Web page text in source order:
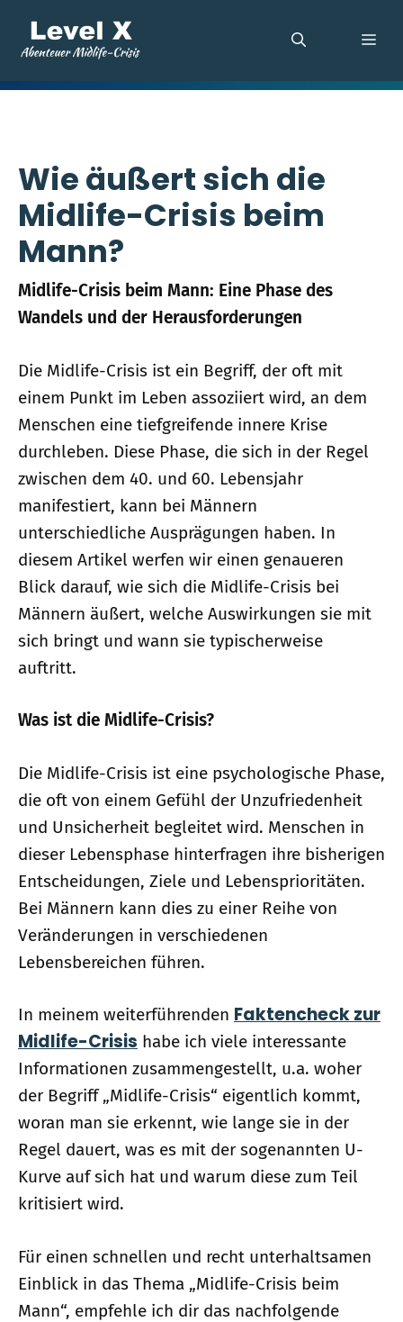
Inhalt
Wie äußert sich die
Midlife-Crisis beim
Mann?
Midlife-Crisis beim Mann: Eine Phase des
Wandels und der Herausforderungen
Die Midlife-Crisis ist ein Begriff, der oft mit
einem Punkt im Leben assoziiert wird, an dem
Menschen eine tiefgreifende innere Krise
durchleben. Diese Phase, die sich in der Regel
zwischen dem 40. und 60. Lebensjahr
manifestiert, kann bei Männern
unterschiedliche Ausprägungen haben. In
diesem Artikel werfen wir einen genaueren
Blick darauf, wie sich die Midlife-Crisis bei
Männern äußert, welche Auswirkungen sie mit
sich bringt und wann sie typischerweise
auftritt.
Was ist die Midlife-Crisis?
Die Midlife-Crisis ist eine psychologische Phase,
die oft von einem Gefühl der Unzufriedenheit
und Unsicherheit begleitet wird. Menschen in
dieser Lebensphase hinterfragen ihre bisherigen
Entscheidungen, Ziele und Lebensprioritäten.
Bei Männern kann dies zu einer Reihe von
Veränderungen in verschiedenen
Lebensbereichen führen.
In meinem weiterführenden Faktencheck zur
Midlife-Crisis habe ich viele interessante
Informationen zusammengestellt, u.a. woher
der Begriff „Midlife-Crisis“ eigentlich kommt,
woran man sie erkennt, wie lange sie in der
Regel dauert, was es mit der sogenannten U-
Kurve auf sich hat und warum diese zum Teil
kritisiert wird.
Für einen schnellen und recht unterhaltsamen
Einblick in das Thema „Midlife-Crisis beim
Mann“, empfehle ich dir das nachfolgende